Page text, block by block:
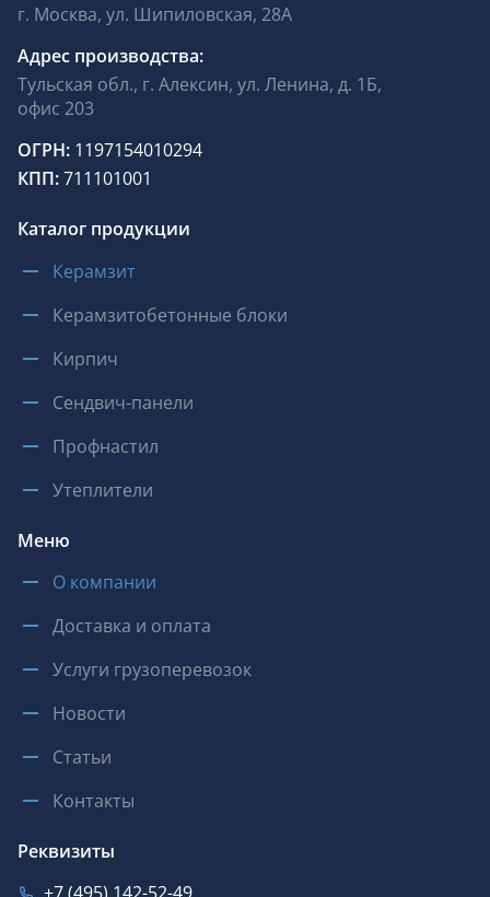
г. Москва, ул. Шипиловская, 28А
Адрес производства:
Тульская обл., г. Алексин, ул. Ленина, д. 1Б,
офис 203
ОГРН: 1197154010294
КПП:711101001
Каталог продукции
Керамзит
Керамзитобетонные блоки
Кирпич
Сендвич-панели
Профнастил
Утеплители
Меню
О компании
Доставка и оплата
Услуги грузоперевозок
Новости
Статьи
Контакты
Реквизиты